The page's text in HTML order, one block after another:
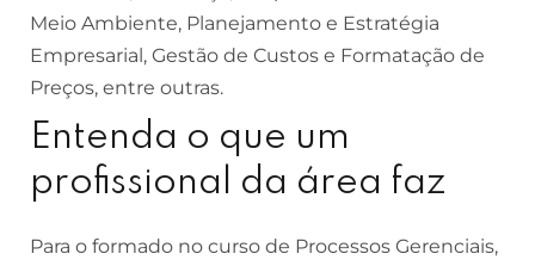
Meio Ambiente, Planejamento e Estratégia
Empresarial, Gestão de Custos e Formatação de
Preços, entre outras.
Entenda o que um
profissional da área faz
Para o formado no curso de Processos Gerenciais,